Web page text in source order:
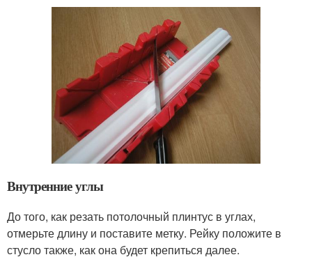
Внутренние углы
До того, как резать потолочный плинтус в углах,
отмерьте длину и поставите метку. Рейку положите в
стусло также, как она будет крепиться далее.